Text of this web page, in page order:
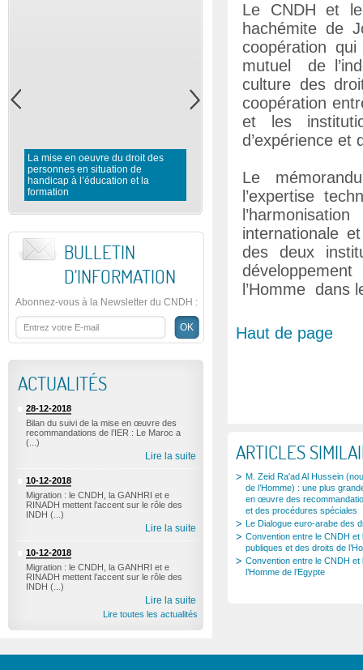
La mise en oeuvre du droit des
personnes en situation de
handicap à l’éducation et la
formation
Rapport préliminaire du CNDH
l’observation des élections
législatives 2016
BULLETIN
D'INFORMATION
Abonnez-vous à la Newsletter du CNDH :
ACTUALITÉS
28-12-2018
Bilan du suivi de la mise en œuvre des
recommandations de l’IER : Le Maroc a
(...)
Lire la suite
10-12-2018
Migration : le CNDH, la GANHRI et e
RINADH mettent l’accent sur le rôle des
INDH (...)
Lire la suite
10-12-2018
Migration : le CNDH, la GANHRI et e
RINADH mettent l’accent sur le rôle des
INDH (...)
Lire la suite
Lire toutes les actualités
Le CNDH et
hachémite de
coopération
mutuel de
culture des
coopération
et les
d’expérience et
Le
l’expertise
internationale
des deux
l’Homme dans
Haut de page
ARTICLES
M. Zeid Ra'ad Al Hussein
de l’Homme) : une plus
en œuvre des
et des procédures spéciales
Le Dialogue euro-arabe des
Convention entre le CNDH
publiques et des droits de
Convention entre le CNDH et
l’Homme de l’Egypte